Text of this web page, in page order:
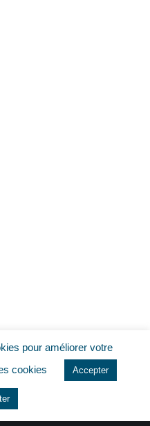
pour améliorer votre
cookies Accepter